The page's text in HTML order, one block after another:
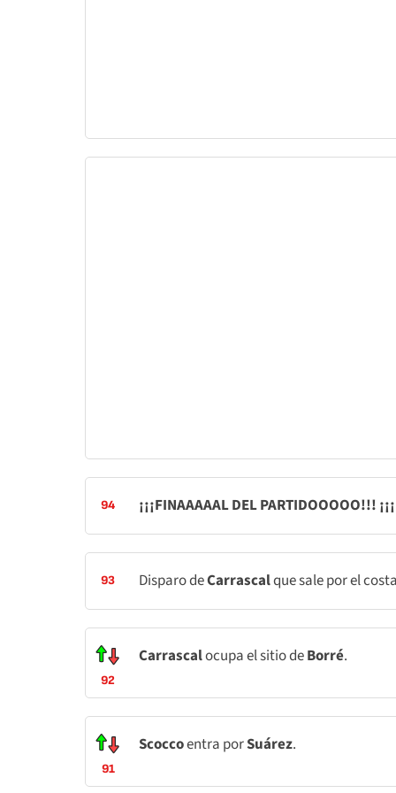
94 ¡¡¡FINAAAAAL DEL PARTIDOOOOO!!!
93 Disparo deCarrascalque sale por el
92
Carrascalocupa el sitio deBorré.
91
Scoccoentra porSuárez.